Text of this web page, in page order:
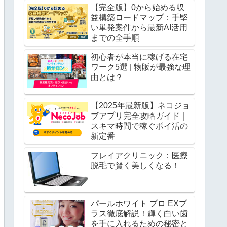
【完全版】0から始める収
益構築ロードマップ：手堅
い単発案件から最新AI活用
までの全手順
初心者が本当に稼げる在宅
ワーク5選 | 物販が最強な理
由とは？
【2025年最新版】ネコジョ
ブアプリ完全攻略ガイド｜
スキマ時間で稼ぐポイ活の
新定番
フレイアクリニック：医療
脱毛で賢く美しくなる！
パールホワイト プロ EXプ
ラス徹底解説！輝く白い歯
を手に入れるための秘密と